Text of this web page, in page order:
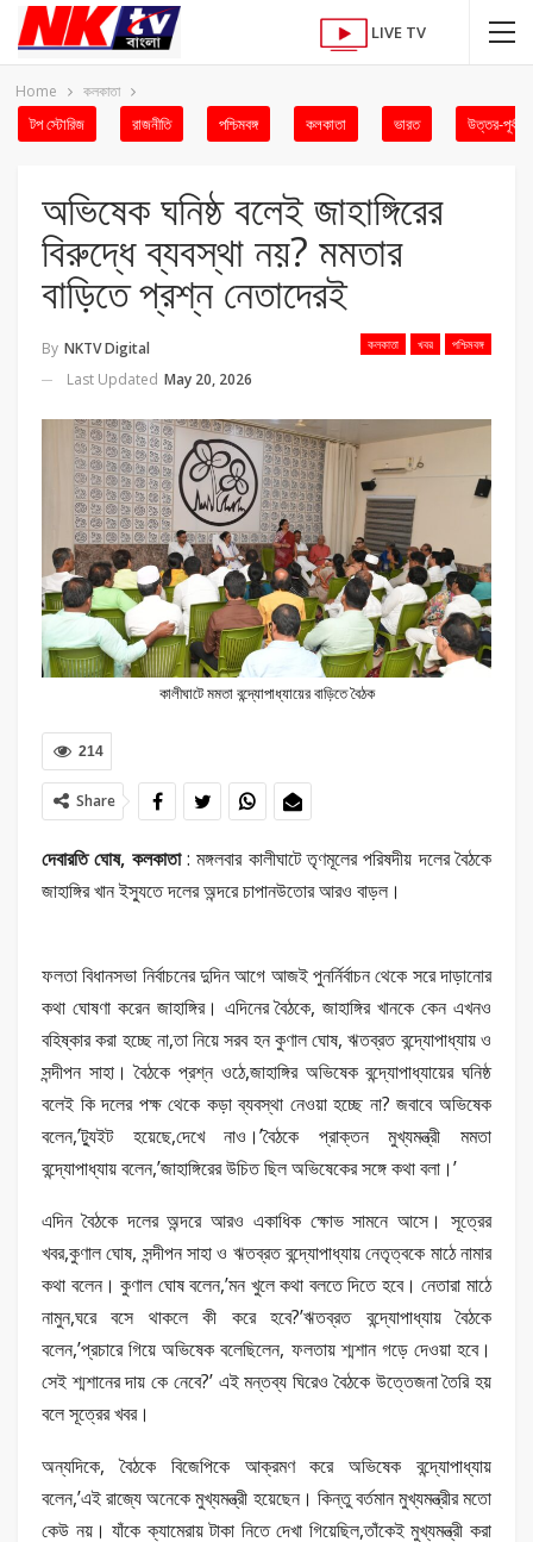
LIVE TV
Home কলকাতা
টপ স্টোরিজ রাজনীতি পশ্চিমবঙ্গ কলকাতা ভারত উত্তর-পূর্ব
অভিষেক ঘনিষ্ঠ বলেই জাহাঙ্গিরের
বিরুদ্ধে ব্যবস্থা নয়? মমতার
বাড়িতে প্রশ্ন নেতাদেরই
কলকাতা খবর পশ্চিমবঙ্গ
By NKTV Digital
Last Updated May 20, 2026
কালীঘাটে মমতা বন্দ্যোপাধ্যায়ের বাড়িতে বৈঠক
214
Share
দেবারতি ঘোষ, কলকাতা: মঙ্গলবার কালীঘাটে তৃণমূলের পরিষদীয় দলের বৈঠকে
জাহাঙ্গির খান ইস্যুতে দলের অন্দরে চাপানউতোর আরও বাড়ল।
ফলতা বিধানসভা নির্বাচনের দুদিন আগে আজই পুনর্নির্বাচন থেকে সরে দাড়ানোর
কথা ঘোষণা করেন জাহাঙ্গির। এদিনের বৈঠকে, জাহাঙ্গির খানকে কেন এখনও
বহিষ্কার করা হচ্ছে না,তা নিয়ে সরব হন কুণাল ঘোষ, ঋতব্রত বন্দ্যোপাধ্যায় ও
সন্দীপন সাহা। বৈঠকে প্রশ্ন ওঠে,জাহাঙ্গির অভিষেক বন্দ্যোপাধ্যায়ের ঘনিষ্ঠ
বলেই কি দলের পক্ষ থেকে কড়া ব্যবস্থা নেওয়া হচ্ছে না? জবাবে অভিষেক
বলেন,’ট্যুইট হয়েছে,দেখে নাও।’বৈঠকে প্রাক্তন মুখ্যমন্ত্রী মমতা
বন্দ্যোপাধ্যায় বলেন,’জাহাঙ্গিরের উচিত ছিল অভিষেকের সঙ্গে কথা বলা।’
এদিন বৈঠকে দলের অন্দরে আরও একাধিক ক্ষোভ সামনে আসে। সূত্রের
খবর,কুণাল ঘোষ, সন্দীপন সাহা ও ঋতব্রত বন্দ্যোপাধ্যায় নেতৃত্বকে মাঠে নামার
কথা বলেন। কুণাল ঘোষ বলেন,’মন খুলে কথা বলতে দিতে হবে। নেতারা মাঠে
নামুন,ঘরে বসে থাকলে কী করে হবে?’ঋতব্রত বন্দ্যোপাধ্যায় বৈঠকে
বলেন,’প্রচারে গিয়ে অভিষেক বলেছিলেন, ফলতায় শ্মশান গড়ে দেওয়া হবে।
সেই শ্মশানের দায় কে নেবে?’ এই মন্তব্য ঘিরেও বৈঠকে উত্তেজনা তৈরি হয়
বলে সূত্রের খবর।
অন্যদিকে, বৈঠকে বিজেপিকে আক্রমণ করে অভিষেক বন্দ্যোপাধ্যায়
বলেন,’এই রাজ্যে অনেকে মুখ্যমন্ত্রী হয়েছেন। কিন্তু বর্তমান মুখ্যমন্ত্রীর মতো
কেউ নয়। যাঁকে ক্যামেরায় টাকা নিতে দেখা গিয়েছিল,তাঁকেই মুখ্যমন্ত্রী করা